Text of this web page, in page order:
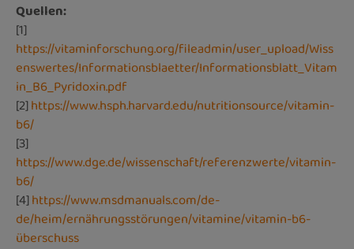
Quellen:
[1]
https://vitaminforschung.org/fileadmin/user_upload/Wiss
enswertes/Informationsblaetter/Informationsblatt_Vitam
in_B6_Pyridoxin.pdf
[2]https://www.hsph.harvard.edu/nutritionsource/vitamin-
b6/
[3]
https://www.dge.de/wissenschaft/referenzwerte/vitamin-
b6/
[4]https://www.msdmanuals.com/de-
de/heim/ernährungsstörungen/vitamine/vitamin-b6-
überschuss